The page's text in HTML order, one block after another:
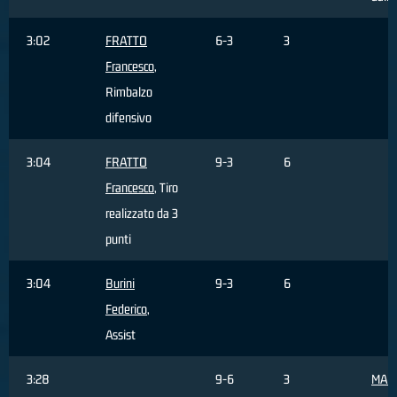
3:02
FRATTO
Francesco,
Rimbalzo
difensivo
6-3 3
3:04
FRATTO
Francesco, Tiro
realizzato da 3
punti
9-3 6
3:04
Burini
Federico,
Assist
9-3 6
3:28 9-6 3